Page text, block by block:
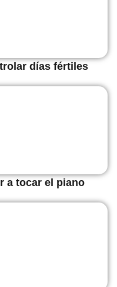
días fértiles
a tocar el piano